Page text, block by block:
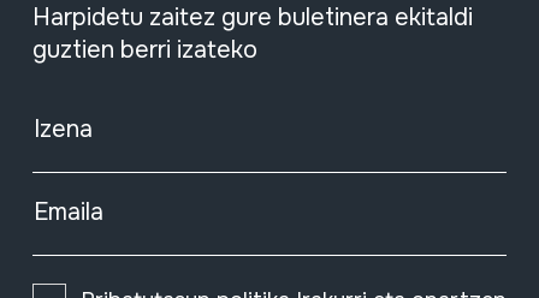
Harpidetu zaitez gure buletinera ekitaldi
guztien berri izateko
Izena
Emaila